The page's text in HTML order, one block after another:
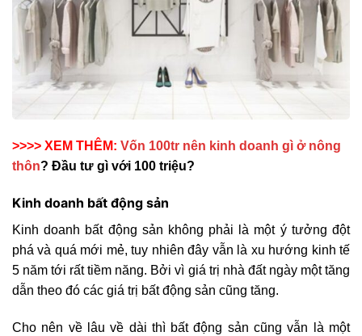
>>>> XEM THÊM: Vốn 100tr nên kinh doanh gì ở nông
thôn? Đầu tư gì với 100 triệu?
Kinh doanh bất động sản
Kinh doanh bất động sản không phải là một ý tưởng đột
phá và quá mới mẻ, tuy nhiên đây vẫn là xu hướng kinh tế
5 năm tới rất tiềm năng. Bởi vì giá trị nhà đất ngày một tăng
dẫn theo đó các giá trị bất động sản cũng tăng.
Cho nên về lâu về dài thì bất động sản cũng vẫn là một